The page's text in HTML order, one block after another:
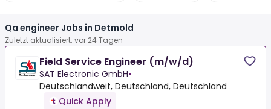
Qa engineer Jobs in Detmold
Zuletzt aktualisiert: vor 24 Tagen
Field Service Engineer (m/w/d)
SAT Electronic GmbH•
Deutschlandweit, Deutschland, Deutschland
Quick Apply